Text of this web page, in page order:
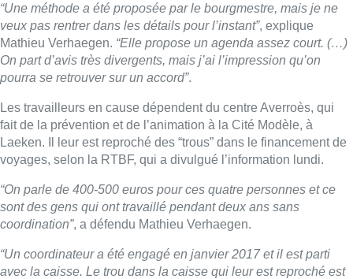
“Une méthode a été proposée par le bourgmestre, mais je ne
veux pas rentrer dans les détails pour l’instant”, explique
Mathieu Verhaegen. “Elle propose un agenda assez court. (…)
On part d’avis très divergents, mais j’ai l’impression qu’on
pourra se retrouver sur un accord”.
Les travailleurs en cause dépendent du centre Averroès, qui
fait de la prévention et de l’animation à la Cité Modèle, à
Laeken. Il leur est reproché des “trous” dans le financement de
voyages, selon la RTBF, qui a divulgué l’information lundi.
“On parle de 400-500 euros pour ces quatre personnes et ce
sont des gens qui ont travaillé pendant deux ans sans
coordination”, a défendu Mathieu Verhaegen.
“Un coordinateur a été engagé en janvier 2017 et il est parti
avec la caisse. Le trou dans la caisse qui leur est reproché est